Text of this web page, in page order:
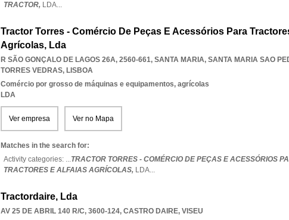
TRACTOR, LDA...
Tractor Torres - Comércio De Peças E Acessórios Para
Agrícolas, Lda
R SÃO GONÇALO DE LAGOS 26A, 2560-661, SANTA MARIA, SANTA MARIA SAO
TORRES VEDRAS, LISBOA
Comércio por grosso de máquinas e equipamentos, agrícolas
LDA
Ver empresa Ver no Mapa
Matches in the search for:
Activity categories: ...TRACTOR TORRES - COMÉRCIO DE PEÇAS E ACESSÓRIOS
TRACTORES E ALFAIAS AGRÍCOLAS, LDA...
Tractordaire, Lda
AV 25 DE ABRIL 140 R/C, 3600-124, CASTRO DAIRE, VISEU